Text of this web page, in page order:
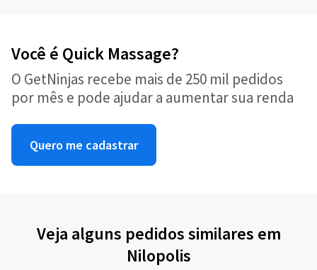
Você é Quick Massage?
O GetNinjas recebe mais de 250 mil pedidos
por mês e pode ajudar a aumentar sua renda
Quero me cadastrar
Veja alguns pedidos similares em
Nilopolis